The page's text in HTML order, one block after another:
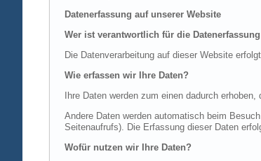
Datenerfassung auf unserer Website
Wer ist verantwortlich für die
Die Datenverarbeitung auf dieser Website
Wie erfassen wir Ihre Daten?
Ihre Daten werden zum einen dadurch
Andere Daten werden automatisch beim
Seitenaufrufs). Die Erfassung dieser Daten
Wofür nutzen wir Ihre Daten?